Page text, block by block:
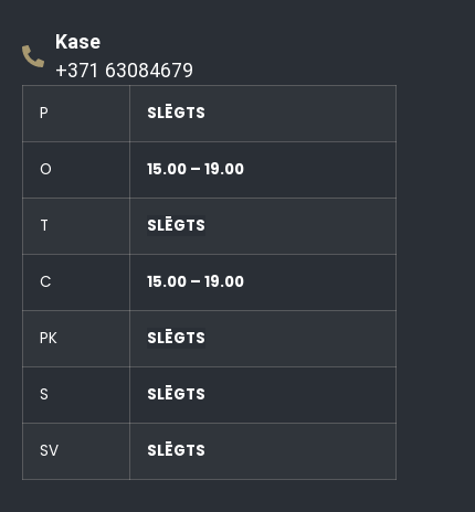
Kase
+371 63084679
P SLĒGTS
O 15.00 – 19.00
T SLĒGTS
C 15.00 – 19.00
PK SLĒGTS
S SLĒGTS
SV SLĒGTS